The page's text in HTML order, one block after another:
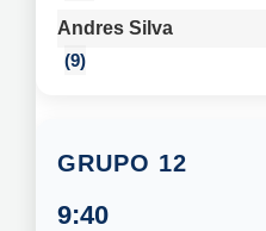
Andres Silva
9
12
9:40